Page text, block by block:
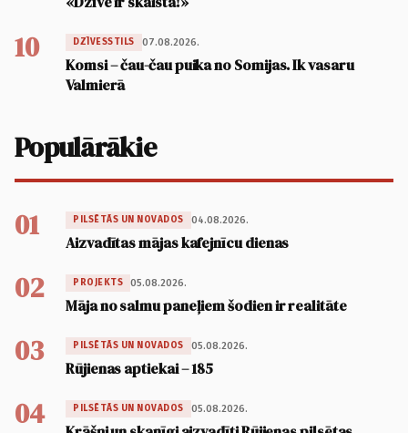
10 DZĪVESSTILS 07.08.2026.
Komsi – čau-čau puika no Somijas. Ik vasaru
Valmierā
Populārākie
01 PILSĒTĀS UN NOVADOS 04.08.2026.
Aizvadītas mājas kafejnīcu dienas
02 PROJEKTS 05.08.2026.
Māja no salmu paneļiem šodien ir realitāte
03 PILSĒTĀS UN NOVADOS 05.08.2026.
Rūjienas aptiekai – 185
04 PILSĒTĀS UN NOVADOS 05.08.2026.